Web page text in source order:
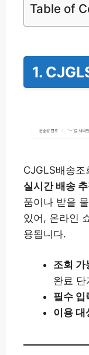
Table of
1.
CJGLS배송
실시간 배송
품이나 받을
있어, 온라인
용됩니다.
조회 가
완료 단
필수 입
이용 대